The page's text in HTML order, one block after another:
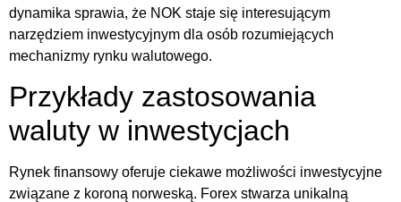
dynamika sprawia, że NOK staje się interesującym
narzędziem inwestycyjnym dla osób rozumiejących
mechanizmy rynku walutowego.
Przykłady zastosowania
waluty w inwestycjach
Rynek finansowy oferuje ciekawe możliwości inwestycyjne
związane z koroną norweską. Forex stwarza unikalną